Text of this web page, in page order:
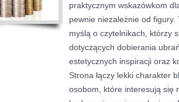
praktycznym wskazówkom
pewnie niezależnie od figury.
myślą o czytelnikach, którzy
dotyczących dobierania
estetycznych inspiracji oraz
Strona łączy lekki charakter
osobom, które interesują się